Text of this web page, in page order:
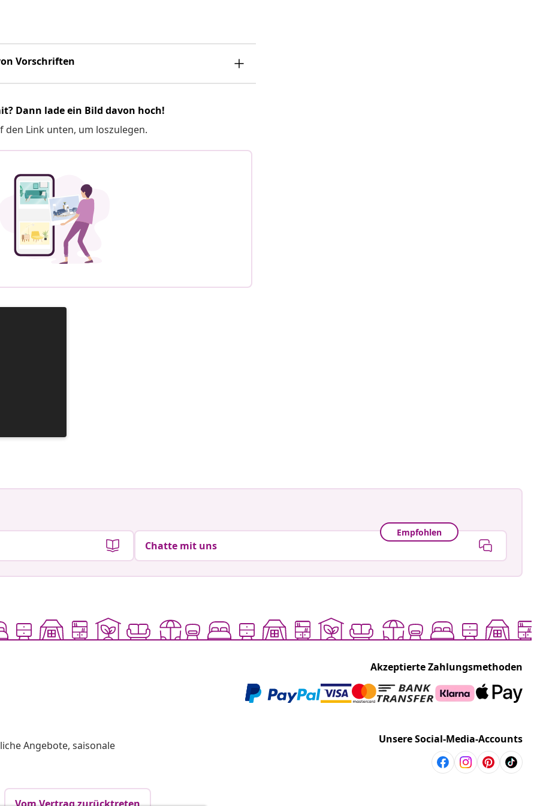
Vorschriften
Dann lade ein Bild davon hoch!
den Link unten, um loszulegen.
Empfohlen
Chatte mit uns
Akzeptierte Zahlungsmethoden
Angebote, saisonale
Unsere Social-Media-Accounts